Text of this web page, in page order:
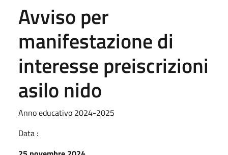
Avviso per
manifestazione di
interesse preiscrizioni
asilo nido
Anno educativo 2024-2025
Data :